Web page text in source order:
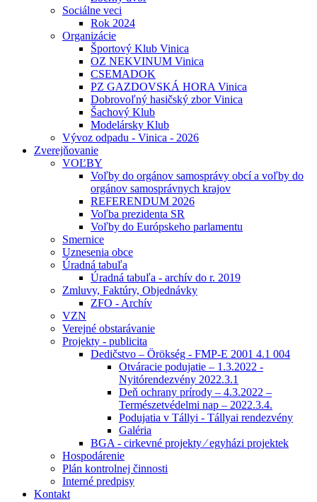
Sociálne veci
Rok 2024
Organizácie
Športový Klub Vinica
OZ NEKVINUM Vinica
CSEMADOK
PZ GAZDOVSKÁ HORA Vinica
Dobrovoľný hasičský zbor Vinica
Šachový Klub
Modelársky Klub
Vývoz odpadu - Vinica - 2026
Zverejňovanie
VOĽBY
Voľby do orgánov samosprávy obcí a voľby do
orgánov samosprávnych krajov
REFERENDUM 2026
Voľba prezidenta SR
Voľby do Európskeho parlamentu
Smernice
Uznesenia obce
Úradná tabuľa
Úradná tabuľa - archív do r. 2019
Zmluvy, Faktúry, Objednávky
ZFO - Archív
VZN
Verejné obstarávanie
Projekty - publicita
Dedičstvo – Örökség - FMP-E 2001 4.1 004
Otváracie podujatie – 1.3.2022 -
Nyitórendezvény 2022.3.1
Deň ochrany prírody – 4.3.2022 –
Természetvédelmi nap – 2022.3.4.
Podujatia v Tállyi - Tállyai rendezvény
Galéria
BGA - cirkevné projekty ⁄ egyházi projektek
Hospodárenie
Plán kontrolnej činnosti
Interné predpisy
Kontakt